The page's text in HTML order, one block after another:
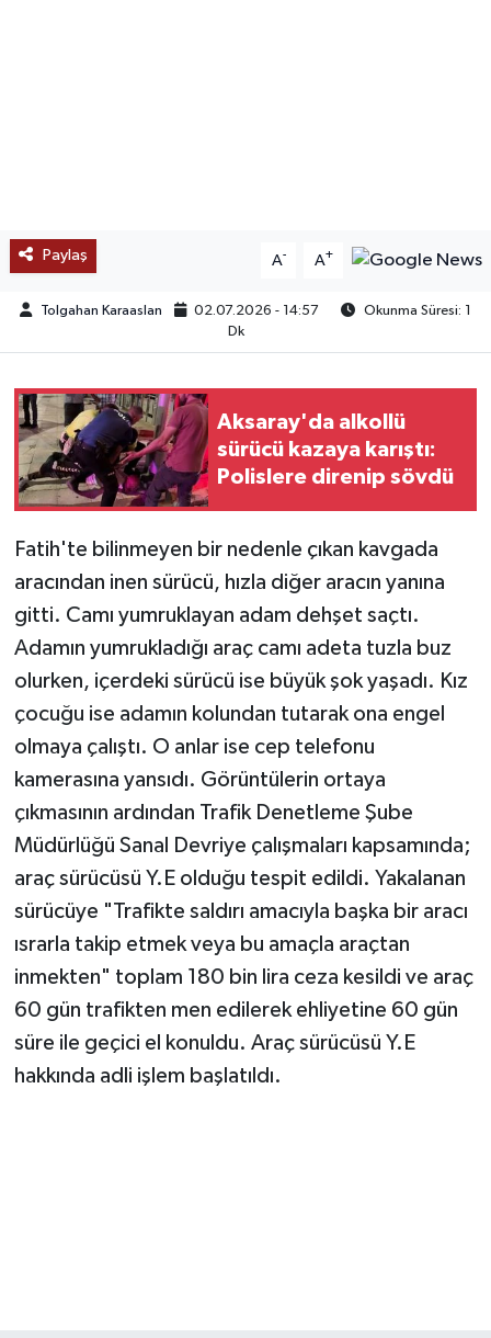
Paylaş A- A+
Tolgahan Karaaslan 02.07.2026 - 14:57
Okunma Süresi: 1
Dk
Aksaray'da alkollü
sürücü kazaya karıştı:
Polislere direnip sövdü
Fatih'te bilinmeyen bir nedenle çıkan kavgada
aracından inen sürücü, hızla diğer aracın yanına
gitti. Camı yumruklayan adam dehşet saçtı.
Adamın yumrukladığı araç camı adeta tuzla buz
olurken, içerdeki sürücü ise büyük şok yaşadı. Kız
çocuğu ise adamın kolundan tutarak ona engel
olmaya çalıştı. O anlar ise cep telefonu
kamerasına yansıdı. Görüntülerin ortaya
çıkmasının ardından Trafik Denetleme Şube
Müdürlüğü Sanal Devriye çalışmaları kapsamında;
araç sürücüsü Y.E olduğu tespit edildi. Yakalanan
sürücüye "Trafikte saldırı amacıyla başka bir aracı
ısrarla takip etmek veya bu amaçla araçtan
inmekten" toplam 180 bin lira ceza kesildi ve araç
60 gün trafikten men edilerek ehliyetine 60 gün
süre ile geçici el konuldu. Araç sürücüsü Y.E
hakkında adli işlem başlatıldı.
MEDYA
OTOMOTİV
YAŞAM
KÜLTÜR SANAT